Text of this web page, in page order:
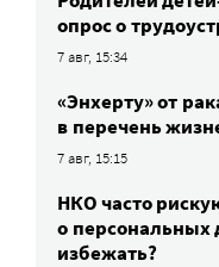
опрос о
7 авг, 15:34
«Энхерту» от
в перечень
7 авг, 15:15
НКО часто
о персональных
избежать?